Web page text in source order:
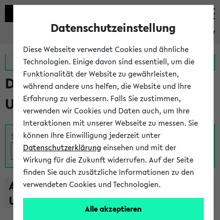
eKVV
Zur MeineUni App Zum MeineUni Portal
Das Lehrangebot der
Universität Bielefeld
Suche
A B C D E F G H I J K L M N O
U
V W X Y
Z
Datenschutzeinstellung
Diese Webseite verwendet Cookies und ähnliche
Technologien. Einige davon sind essentiell, um die
Funktionalität der Website zu gewährleisten,
während andere uns helfen, die Website und Ihre
Erfahrung zu verbessern. Falls Sie zustimmen,
verwenden wir Cookies und Daten auch, um Ihre
Interaktionen mit unserer Webseite zu messen. Sie
können Ihre Einwilligung jederzeit unter
Datenschutzerklärung einsehen und mit der
Wirkung für die Zukunft widerrufen. Auf der Seite
finden Sie auch zusätzliche Informationen zu den
verwendeten Cookies und Technologien.
Alle akzeptieren